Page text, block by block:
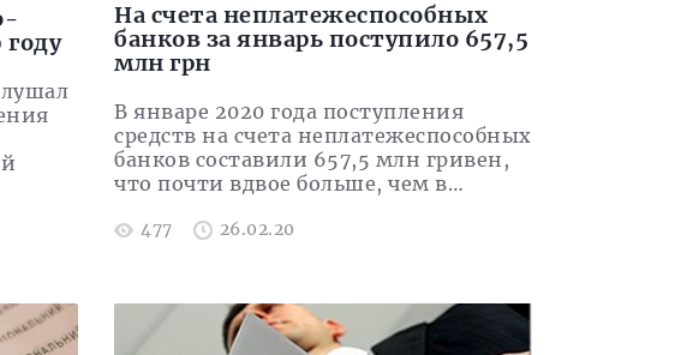
На счета неплатежеспособных
банков за январь поступило 657,5
млн грн
В январе 2020 года поступления
средств на счета неплатежеспособных
банков составили 657,5 млн гривен,
что почти вдвое больше, чем в…
477 26.02.20